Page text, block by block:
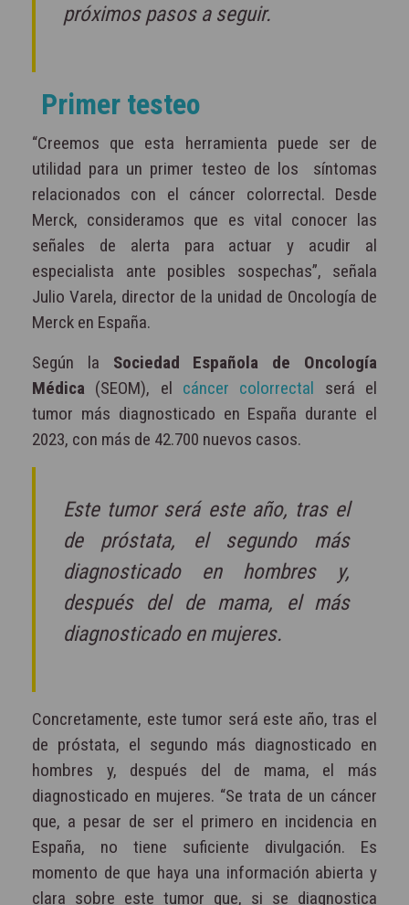
próximos pasos a seguir.
Primer testeo
“Creemos que esta herramienta puede ser de
utilidad para un primer testeo de los síntomas
relacionados con el cáncer colorrectal. Desde
Merck, consideramos que es vital conocer las
señales de alerta para actuar y acudir al
especialista ante posibles sospechas”, señala
Julio Varela, director de la unidad de Oncología de
Merck en España.
Según la Sociedad Española de Oncología
Médica (SEOM), el cáncer colorrectal será el
tumor más diagnosticado en España durante el
2023, con más de 42.700 nuevos casos.
Este tumor será este año, tras el
de próstata, el segundo más
diagnosticado en hombres y,
después del de mama, el más
diagnosticado en mujeres.
Concretamente, este tumor será este año, tras el
de próstata, el segundo más diagnosticado en
hombres y, después del de mama, el más
diagnosticado en mujeres. “Se trata de un cáncer
que, a pesar de ser el primero en incidencia en
España, no tiene suficiente divulgación. Es
momento de que haya una información abierta y
clara sobre este tumor que, si se diagnostica